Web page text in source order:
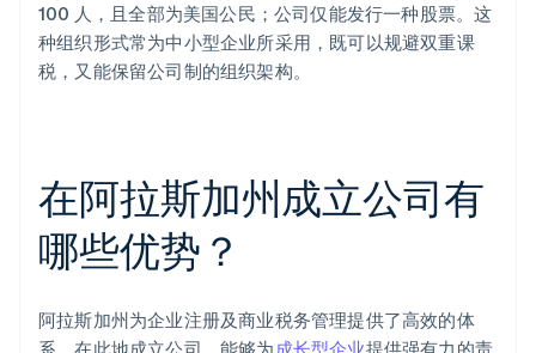
100 人，且全部为美国公民；公司仅能发行一种股票。这
种组织形式常为中小型企业所采用，既可以规避双重课
税，又能保留公司制的组织架构。
在阿拉斯加州成立公司有
哪些优势？
阿拉斯加州为企业注册及商业税务管理提供了高效的体